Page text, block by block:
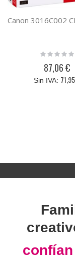
Rating:
87,06 €
confían